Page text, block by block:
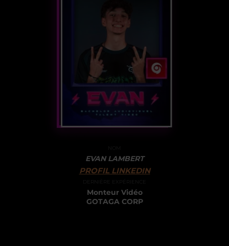
EVAN LAMBERT
PROFIL LINKEDIN
Monteur Vidéo
GOTAGA CORP